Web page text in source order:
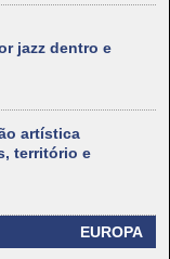
jazz dentro e
artística
território e
EUROPA